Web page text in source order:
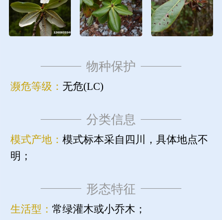
物种保护
濒危等级： 无危(LC)
分类信息
模式产地： 模式标本采自四川，具体地点不
明；
形态特征
生活型： 常绿灌木或小乔木；